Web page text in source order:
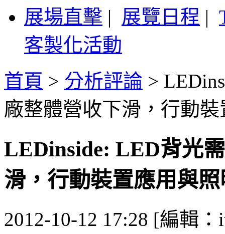
展場直擊 | 展覽日程 |
客製化活動
首頁 > 分析評論 >
廠整體營收下滑，行動
LEDinside: LED背光
滑，行動裝置應用與
2012-10-12 17:28 [編輯：